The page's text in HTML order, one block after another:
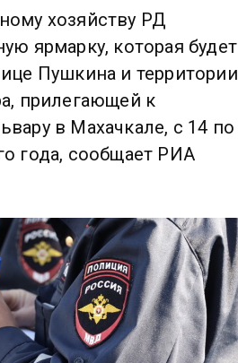
хозяйству РД
ярмарку, которая будет
Пушкина и территории
прилегающей к
в Махачкале, с 14 по
года, сообщает РИА